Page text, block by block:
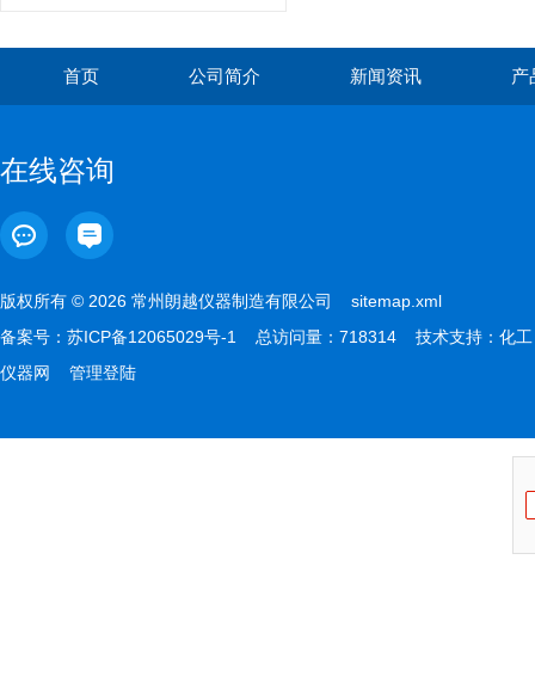
首页 公司简介 新闻资讯 产
在线咨询
版权所有 © 2026 常州朗越仪器制造有限公司 sitemap.xml
备案号： 苏ICP备12065029号-1 总访问量：718314 技术支持： 化工
仪器网
管理登陆